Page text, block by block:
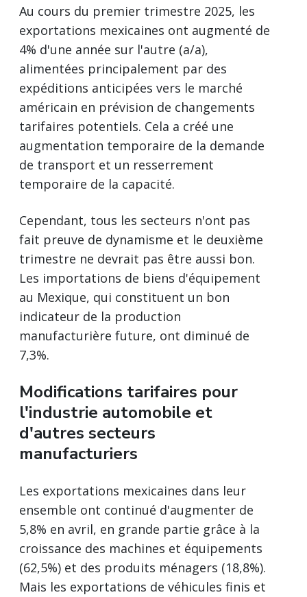
Au cours du premier trimestre 2025, les
exportations mexicaines ont augmenté de
4% d'une année sur l'autre (a/a),
alimentées principalement par des
expéditions anticipées vers le marché
américain en prévision de changements
tarifaires potentiels. Cela a créé une
augmentation temporaire de la demande
de transport et un resserrement
temporaire de la capacité.
Cependant, tous les secteurs n'ont pas
fait preuve de dynamisme et le deuxième
trimestre ne devrait pas être aussi bon.
Les importations de biens d'équipement
au Mexique, qui constituent un bon
indicateur de la production
manufacturière future, ont diminué de
7,3%.
Modifications tarifaires pour
l'industrie automobile et
d'autres secteurs
manufacturiers
Les exportations mexicaines dans leur
ensemble ont continué d'augmenter de
5,8% en avril, en grande partie grâce à la
croissance des machines et équipements
(62,5%) et des produits ménagers (18,8%).
Mais les exportations de véhicules finis et